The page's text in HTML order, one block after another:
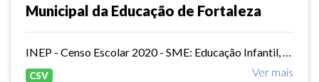
Municipal da Educação de Fortaleza
Ver mais
CSV